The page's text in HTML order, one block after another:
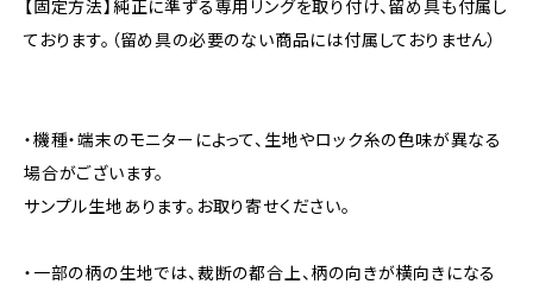
【固定方法】純正に準ずる専用リングを取り付け、留め具も付属し
ております。（留め具の必要のない商品には付属しておりません）
・機種・端末のモニターによって、生地やロック糸の色味が異なる
場合がございます。
サンプル生地あります。お取り寄せください。
・一部の柄の生地では、裁断の都合上、柄の向きが横向きになる